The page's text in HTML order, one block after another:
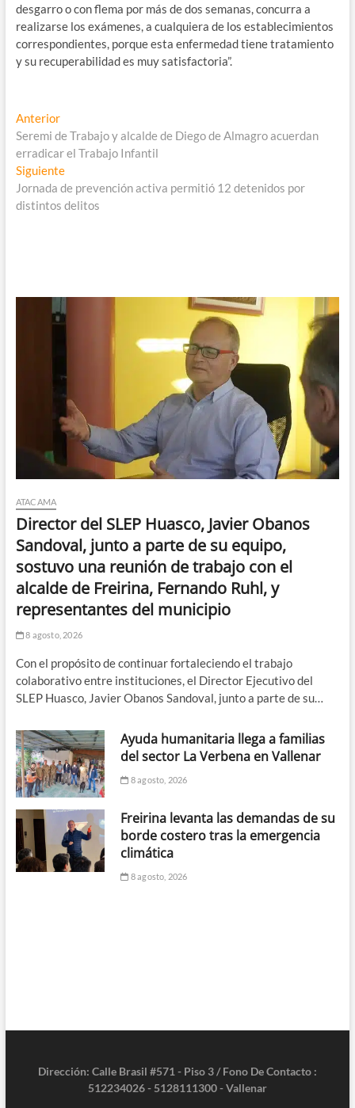
desgarro o con flema por más de dos semanas, concurra a
realizarse los exámenes, a cualquiera de los establecimientos
correspondientes, porque esta enfermedad tiene tratamiento
y su recuperabilidad es muy satisfactoria”.
Navegación
de
entradas
AnteriorEntrada
anterior:
Seremi de Trabajo y alcalde de Diego de Almagro acuerdan
erradicar el Trabajo Infantil
SiguienteEntrada
siguiente:
Jornada de prevención activa permitió 12 detenidos por
distintos delitos
ATACAMA
Director del SLEP Huasco, Javier Obanos
Sandoval, junto a parte de su equipo,
sostuvo una reunión de trabajo con el
alcalde de Freirina, Fernando Ruhl, y
representantes del municipio
8 agosto, 2026
Con el propósito de continuar fortaleciendo el trabajo
colaborativo entre instituciones, el Director Ejecutivo del
SLEP Huasco, Javier Obanos Sandoval, junto a parte de su…
Ayuda humanitaria llega a familias
del sector La Verbena en Vallenar
8 agosto, 2026
Freirina levanta las demandas de su
borde costero tras la emergencia
climática
8 agosto, 2026
Dirección: Calle Brasil #571 - Piso 3 / Fono De Contacto :
512234026 - 5128111300 - Vallenar